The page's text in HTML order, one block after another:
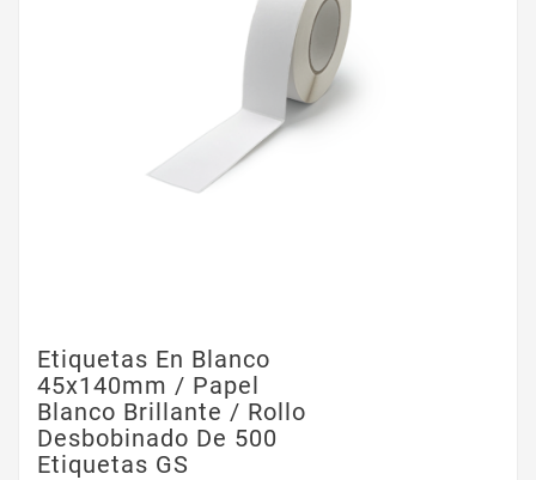
Etiquetas En Blanco
45x140mm / Papel
Blanco Brillante / Rollo
Desbobinado De 500
Etiquetas GS